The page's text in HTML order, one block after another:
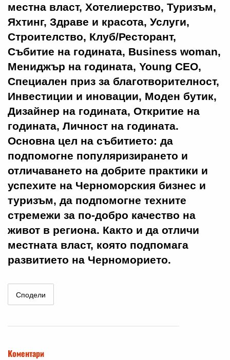
местна власт, Хотелиерство, Туризъм,
Яхтинг, Здраве и красота, Услуги,
Строителство, Клуб/Ресторант,
Събитие на годината, Business woman,
Мениджър на годината, Young CEO,
Специален приз за благотворителност,
Инвестиции и иновации, Моден бутик,
Дизайнер на годината, Откритие на
годината, Личност на годината.
Основна цел на събитието: да
подпомогне популяризирането и
отличаването на добрите практики и
успехите на Черноморския бизнес и
туризъм, да подпомогне техните
стремежи за по-добро качество на
живот в региона. Както и да отличи
местната власт, която подпомага
развитието на Черноморието.
Сподели
Коментари